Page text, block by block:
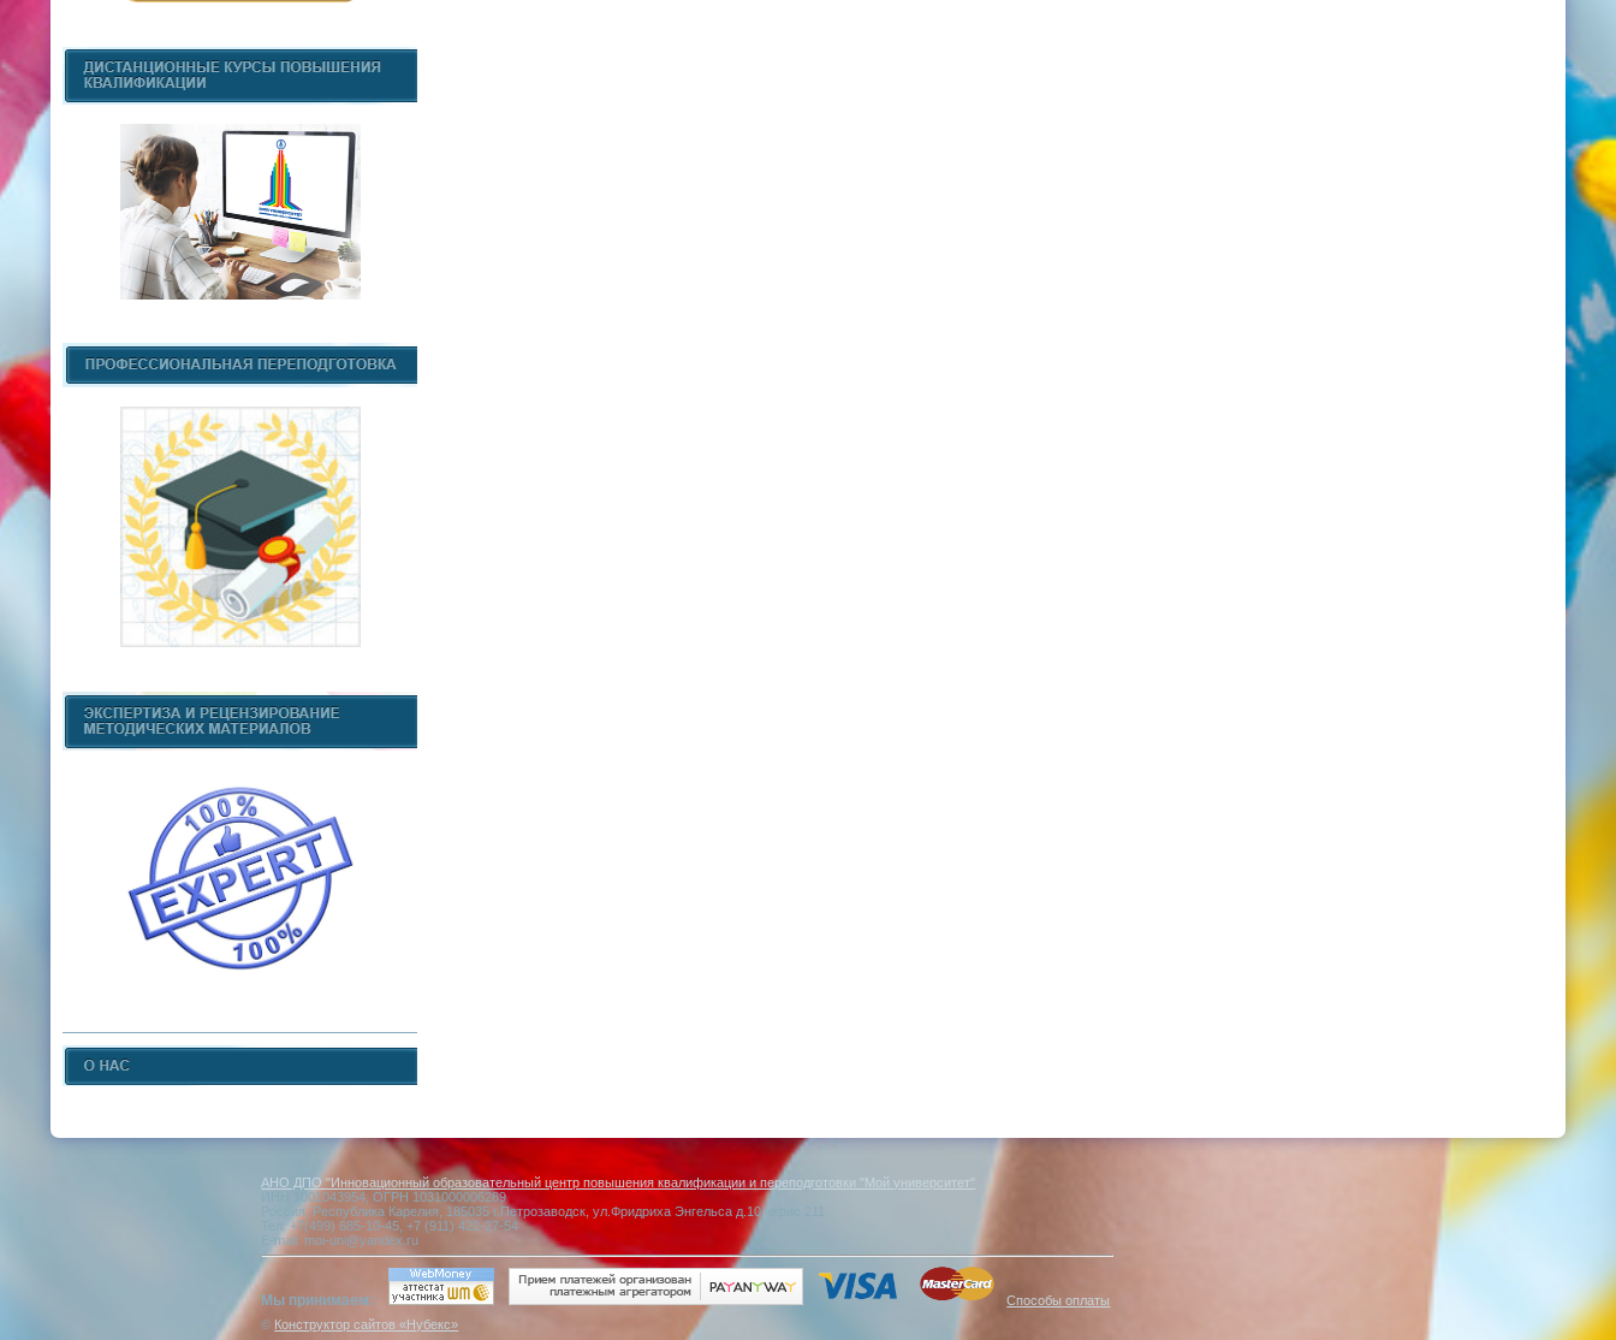
АНО ДПО "Инновационный образовательный центр повышения квалификации и переподготовки "Мой университет"
ИНН 1001043954, ОГРН 1031000006289
Россия, Республика Карелия, 185035 г.Петрозаводск, ул.Фридриха Энгельса д.10, офис 211
Тел: +7(499) 685-10-45, +7 (911) 422-27-54
E-mail: moi-uni@yandex.ru
Мы принимаем:
Способы оплаты
© Конструктор сайтов «Нубекс»